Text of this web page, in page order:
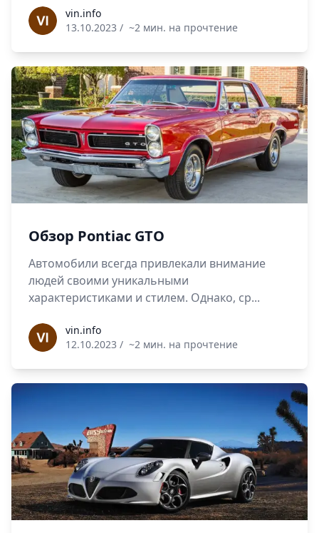
vin.infovin.info
13.10.2023 / ~2 мин. на прочтение
Обзор Pontiac GTO
Автомобили всегда привлекали внимание
людей своими уникальными
характеристиками и стилем. Однако, ср...
vin.infovin.info
12.10.2023 / ~2 мин. на прочтение